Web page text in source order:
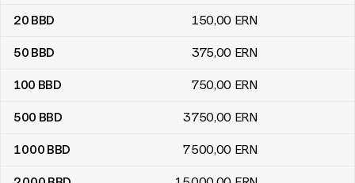
20 BBD 150,00 ERN
50 BBD 375,00 ERN
100 BBD 750,00 ERN
500 BBD 3 750,00 ERN
1 000 BBD 7 500,00 ERN